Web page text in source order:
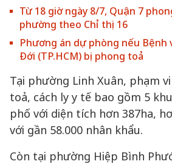
Từ 18 giờ ngày 8/7, Quận 7
phường theo Chỉ thị 16
Phương án dự phòng nếu Bệnh
Đới (TP.HCM) bị phong toả
Tại phường Linh Xuân, phạm
toả, cách ly y tế bao gồm 5
phố với diện tích hơn 387ha,
với gần 58.000 nhân khẩu.
Còn tại phường Hiệp Bình